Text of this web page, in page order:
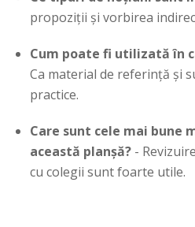
propoziții și vorbirea
Cum poate fi utilizată în
Ca material de referință și
practice.
Care sunt cele mai bune
această planșă? -
cu colegii sunt foarte utile.